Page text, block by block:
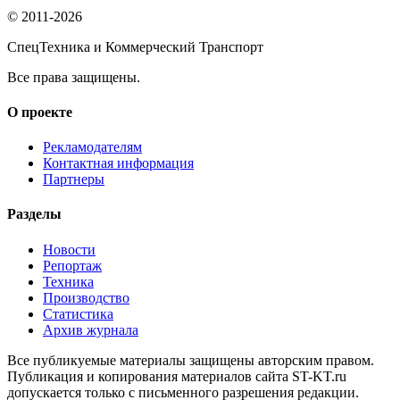
© 2011-2026
СпецТехника и Коммерческий Транспорт
Все права защищены.
О проекте
Рекламодателям
Контактная информация
Партнеры
Разделы
Новости
Репортаж
Техника
Производство
Статистика
Архив журнала
Все публикуемые материалы защищены авторским правом.
Публикация и копирования материалов сайта ST-KT.ru
допускается только с письменного разрешения редакции.